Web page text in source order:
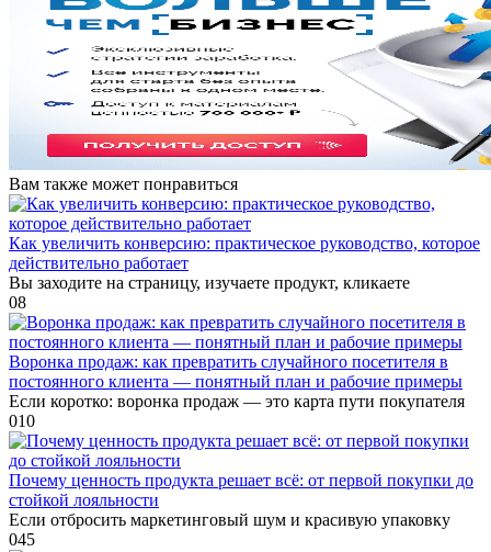
Вам также может понравиться
Как увеличить конверсию: практическое руководство, которое
действительно работает
Вы заходите на страницу, изучаете продукт, кликаете
08
Воронка продаж: как превратить случайного посетителя в
постоянного клиента — понятный план и рабочие примеры
Если коротко: воронка продаж — это карта пути покупателя
010
Почему ценность продукта решает всё: от первой покупки до
стойкой лояльности
Если отбросить маркетинговый шум и красивую упаковку
045